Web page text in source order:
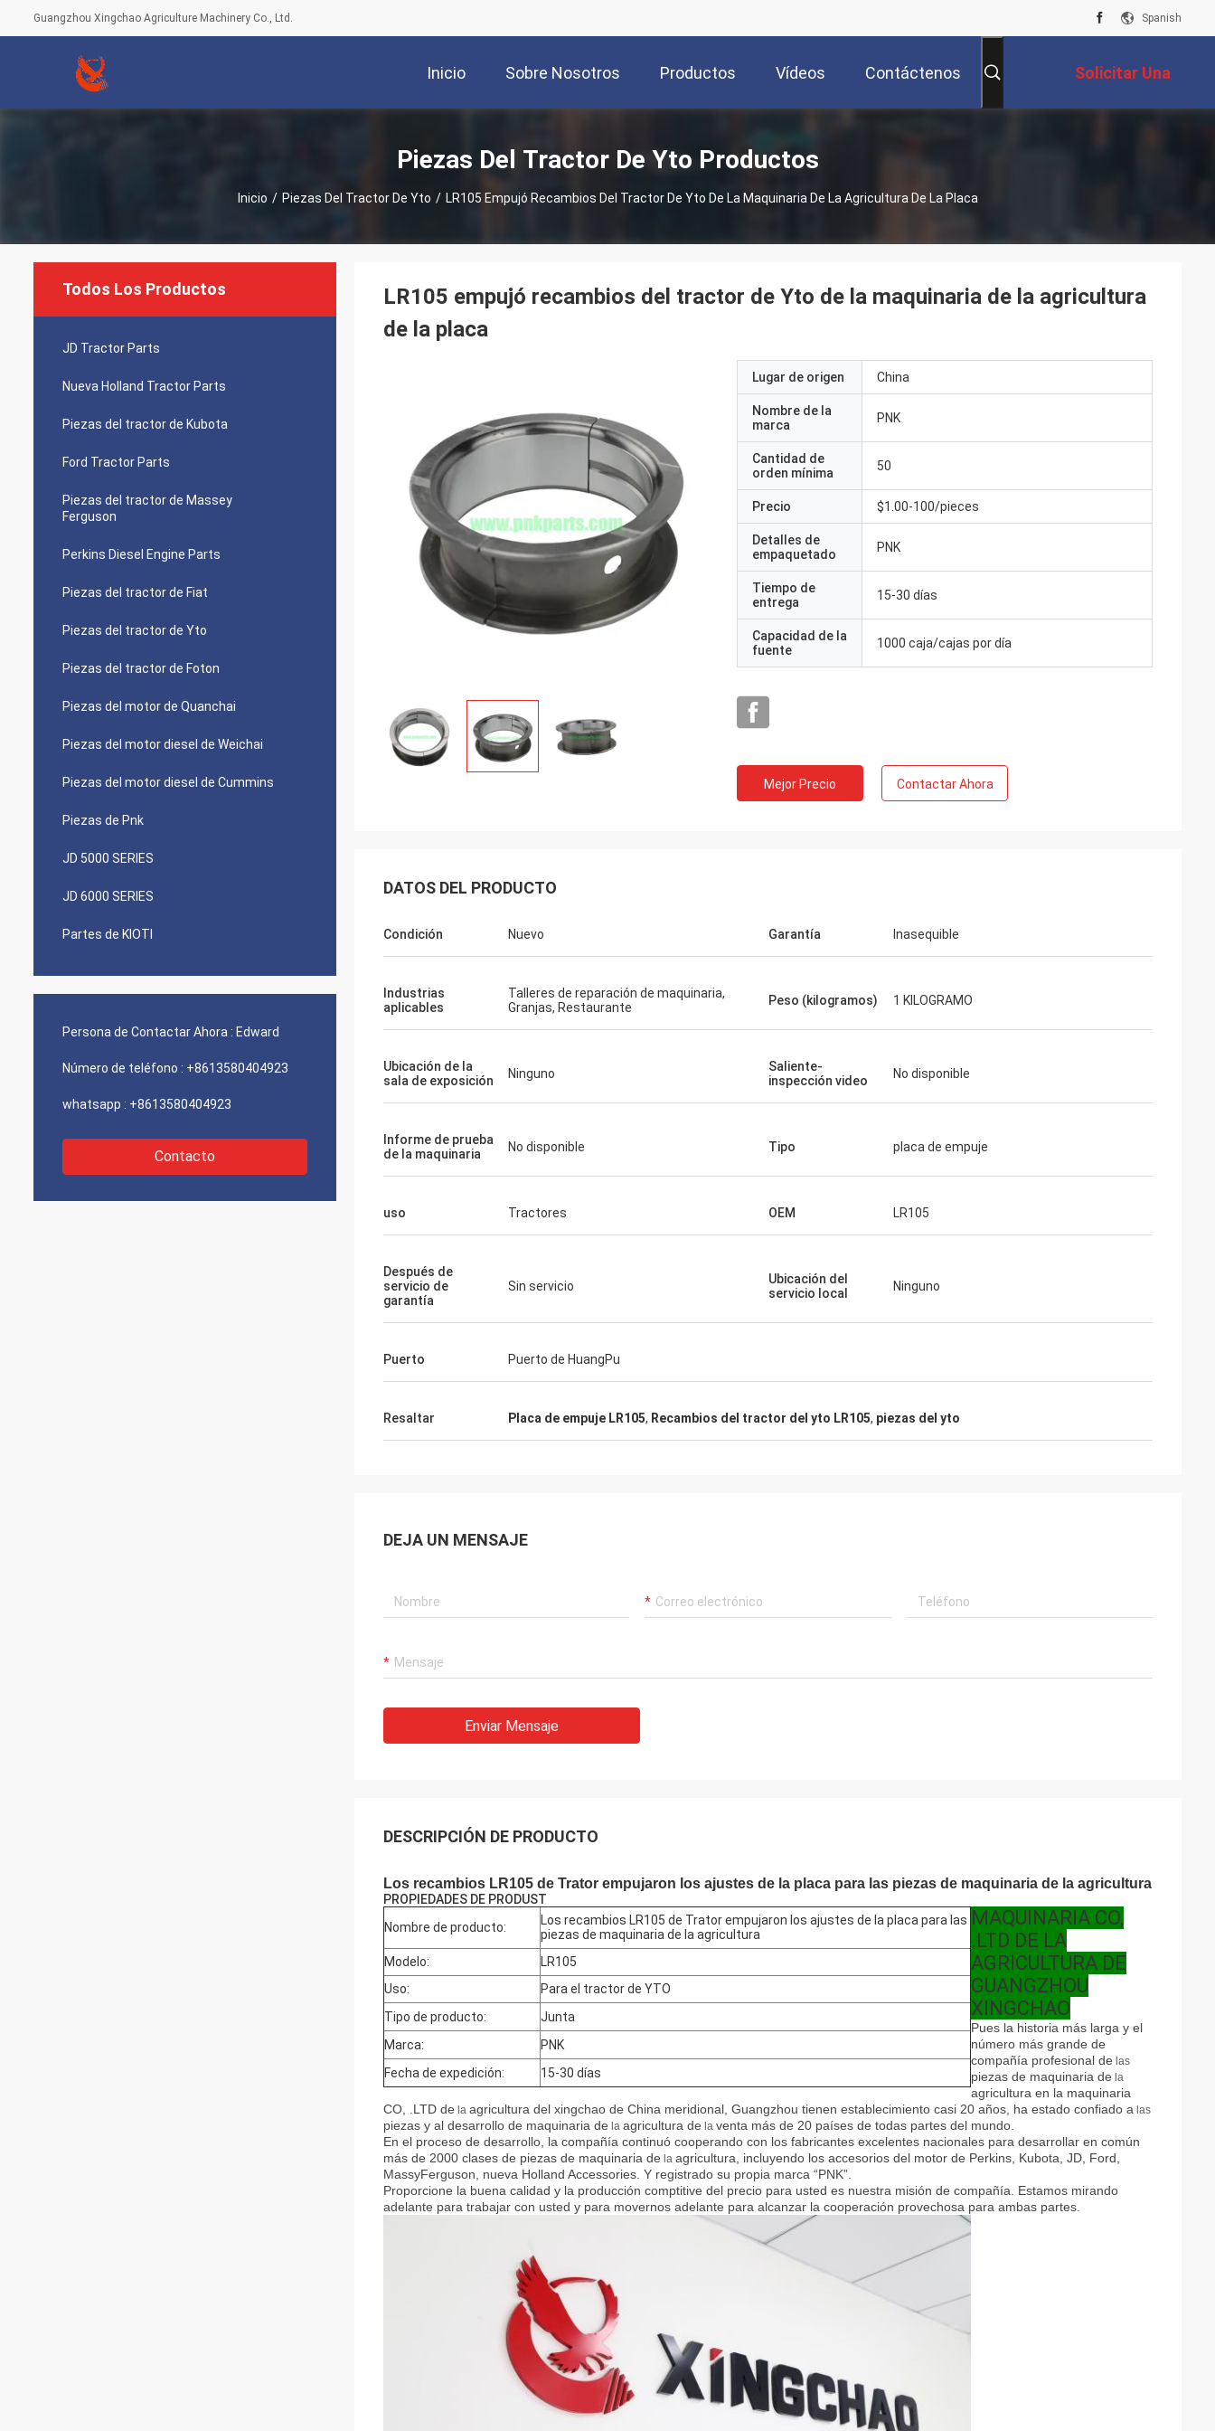
Guangzhou Xingchao Agriculture Machinery Co., Ltd. Spanish
Inicio Sobre Nosotros Productos Vídeos Contáctenos Solicitar Una
Cotización
Piezas Del Tractor De Yto Productos
Inicio / Piezas Del Tractor De Yto / LR105 Empujó Recambios Del Tractor De Yto De La Maquinaria De La Agricultura De La Placa
Todos Los Productos
JD Tractor Parts
Nueva Holland Tractor Parts
Piezas del tractor de Kubota
Ford Tractor Parts
Piezas del tractor de Massey
Ferguson
Perkins Diesel Engine Parts
Piezas del tractor de Fiat
Piezas del tractor de Yto
Piezas del tractor de Foton
Piezas del motor de Quanchai
Piezas del motor diesel de Weichai
Piezas del motor diesel de Cummins
Piezas de Pnk
JD 5000 SERIES
JD 6000 SERIES
Partes de KIOTI
Persona de Contactar Ahora : Edward
Número de teléfono : +8613580404923
whatsapp : +8613580404923
Contacto
LR105 empujó recambios del tractor de Yto de la maquinaria de la agricultura
de la placa
Lugar de origen China
Nombre de la
marca
PNK
Cantidad de
orden mínima
50
Precio $1.00-100/pieces
Detalles de
empaquetado
PNK
Tiempo de
entrega
15-30 días
Capacidad de la
fuente
1000 caja/cajas por día
Mejor Precio Contactar Ahora
DATOS DEL PRODUCTO
Condición Nuevo Garantía Inasequible
Industrias
aplicables
Talleres de reparación de maquinaria,
Granjas, Restaurante
Peso (kilogramos) 1 KILOGRAMO
Ubicación de la
sala de exposición
Ninguno
Saliente-
inspección video
No disponible
Informe de prueba
de la maquinaria
No disponible Tipo placa de empuje
uso Tractores OEM LR105
Después de
servicio de
garantía
Sin servicio
Ubicación del
servicio local
Ninguno
Puerto Puerto de HuangPu
Resaltar Placa de empuje LR105, Recambios del tractor del yto LR105, piezas del yto
DEJA UN MENSAJE
Enviar Mensaje
DESCRIPCIÓN DE PRODUCTO
Los recambios LR105 de Trator empujaron los ajustes de la placa para las piezas de maquinaria de la agricultura
PROPIEDADES DE PRODUST
Nombre de producto:
Los recambios LR105 de Trator empujaron los ajustes de la placa para las
piezas de maquinaria de la agricultura
Modelo:
LR105
Uso:
Para el tractor de YTO
Tipo de producto:
Junta
Marca:
PNK
Fecha de expedición:
15-30 días
MAQUINARIA CO,
.LTD DE LA
AGRICULTURA DE
GUANGZHOU
XINGCHAO
Pues la historia más larga y el
número más grande de
compañía profesional de las
piezas de maquinaria de la
agricultura en la maquinaria
CO, .LTD de la agricultura del xingchao de China meridional, Guangzhou tienen establecimiento casi 20 años, ha estado confiado a las
piezas y al desarrollo de maquinaria de la agricultura de la venta más de 20 países de todas partes del mundo.
En el proceso de desarrollo, la compañía continuó cooperando con los fabricantes excelentes nacionales para desarrollar en común
más de 2000 clases de piezas de maquinaria de la agricultura, incluyendo los accesorios del motor de Perkins, Kubota, JD, Ford,
MassyFerguson, nueva Holland Accessories. Y registrado su propia marca “PNK”.
Proporcione la buena calidad y la producción comptitive del precio para usted es nuestra misión de compañía . Estamos mirando
adelante para trabajar con usted y para movernos adelante para alcanzar la cooperación provechosa para ambas partes.